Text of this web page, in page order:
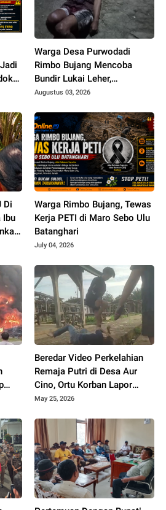
Warga Desa Purwodadi
Rimbo Bujang Mencoba
Bundir Lukai Leher,
Sebelumnya Pernah Potong
Augustus 03, 2026
Di
Ibu
Warga Rimbo Bujang, Tewas
Kerja PETI di Maro Sebo Ulu
Batanghari
July 04, 2026
Beredar Video Perkelahian
Remaja Putri di Desa Aur
Cino, Ortu Korban Lapor
Polisi
May 25, 2026